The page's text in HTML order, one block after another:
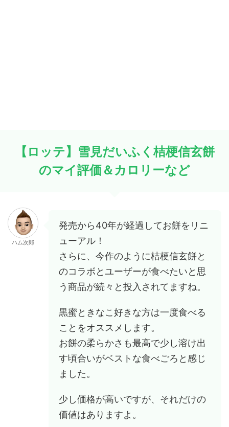
【ロッテ】雪見だいふく桔梗信玄餅
のマイ評価＆カロリーなど
ハム次郎
発売から40年が経過してお餅をリニ
ューアル！
さらに、今作のように桔梗信玄餅と
のコラボとユーザーが食べたいと思
う商品が続々と投入されてますね。
黒蜜ときなこ好きな方は一度食べる
ことをオススメします。
お餅の柔らかさも最高で少し溶け出
す頃合いがベストな食べごろと感じ
ました。
少し価格が高いですが、それだけの
価値はありますよ。